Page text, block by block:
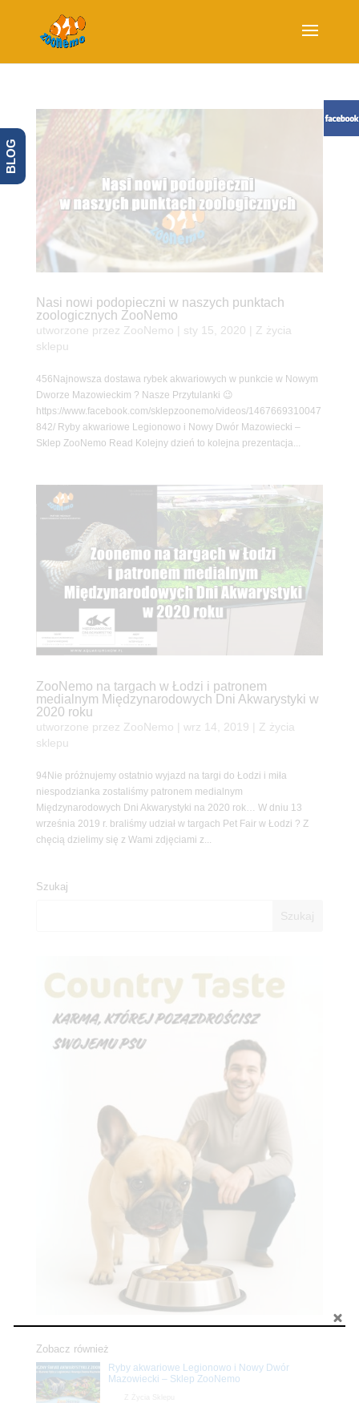
Nasi nowi podopieczni w naszych punktach
zoologicznych ZooNemo
utworzone przez ZooNemo sty 15, 2020
Z życia
sklepu
456Najnowsza dostawa rybek akwariowych w punkcie w Nowym
Dworze Mazowieckim ? Nasze Przytulanki 😉
https://www.facebook.com/sklepzoonemo/videos/1467669310047
842/ Ryby akwariowe Legionowo i Nowy Dwór Mazowiecki –
Sklep ZooNemo Read Kolejny dzień to kolejna prezentacja...
ZooNemo na targach w Łodzi i patronem
medialnym Międzynarodowych Dni Akwarystyki w
2020 roku
utworzone przez ZooNemo wrz 14, 2019
Z życia
sklepu
94Nie próżnujemy ostatnio wyjazd na targi do Łodzi i miła
niespodzianka zostaliśmy patronem medialnym
Międzynarodowych Dni Akwarystyki na 2020 rok… W dniu 13
września 2019 r. braliśmy udział w targach Pet Fair w Łodzi ? Z
chęcią dzielimy się z Wami zdjęciami z...
Szukaj
Zobacz również
Ryby akwariowe Legionowo i Nowy Dwór
Mazowiecki – Sklep ZooNemo
BLOG